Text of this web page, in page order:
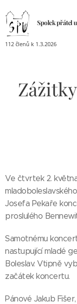
Spolek přátel
112 členů k 1.3.2026
Ve čtvrtek 2.
Josefa Pekaře
proslulého
Samotnému
nastupující mladé
Boleslav. Vtipně
začátek koncertu.
Pánové Jakub